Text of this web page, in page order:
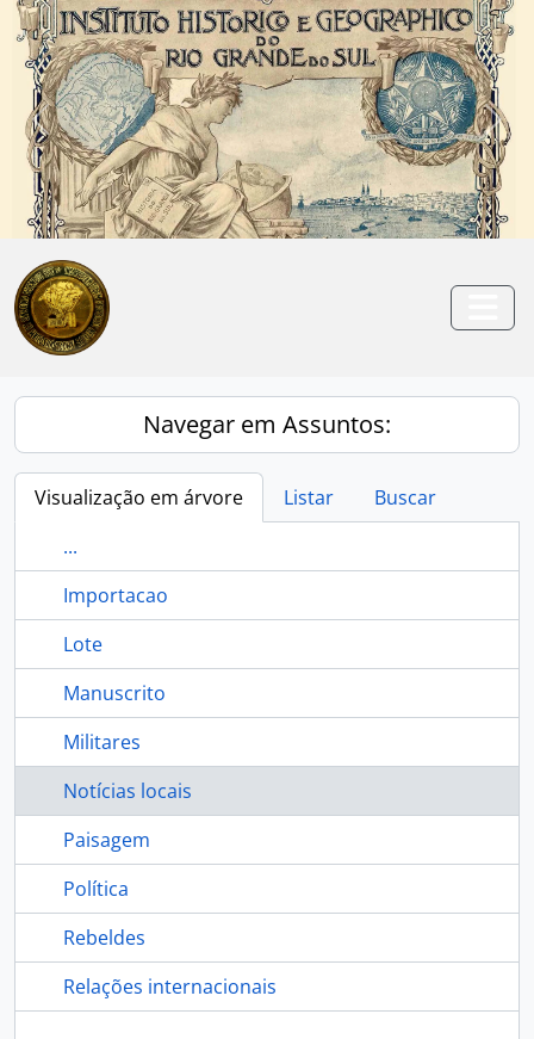
Skip to main content
Anterior
Navegar em Assuntos:
Visualização em árvore Listar
Buscar
...
Importacao
Lote
Manuscrito
Militares
Notícias locais
Paisagem
Política
Rebeldes
Relações internacionais